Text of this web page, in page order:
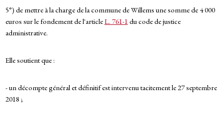
5°) de mettre à la charge de la commune de Willems une somme de 4 000
euros sur le fondement de l'articleL. 761-1 du code de justice
administrative.
Elle soutient que :
- un décompte général et définitif est intervenu tacitement le 27 septembre
2018 ;